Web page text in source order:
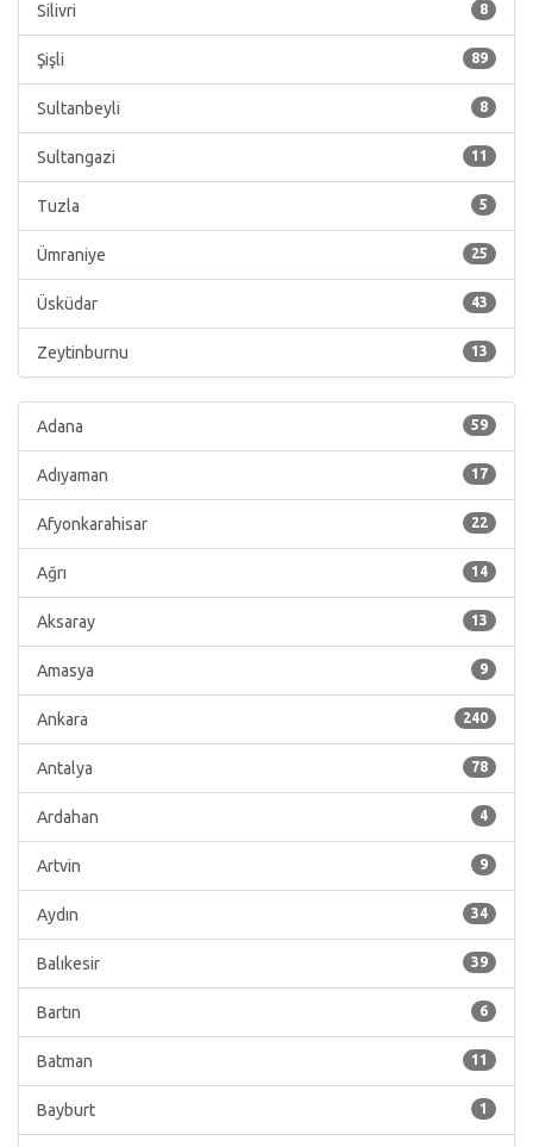
8
Silivri
89
Şişli
8
Sultanbeyli
11
Sultangazi
5
Tuzla
25
Ümraniye
43
Üsküdar
13
Zeytinburnu
59
Adana
17
Adıyaman
22
Afyonkarahisar
14
Ağrı
13
Aksaray
9
Amasya
240
Ankara
78
Antalya
4
Ardahan
9
Artvin
34
Aydın
39
Balıkesir
6
Bartın
11
Batman
1
Bayburt